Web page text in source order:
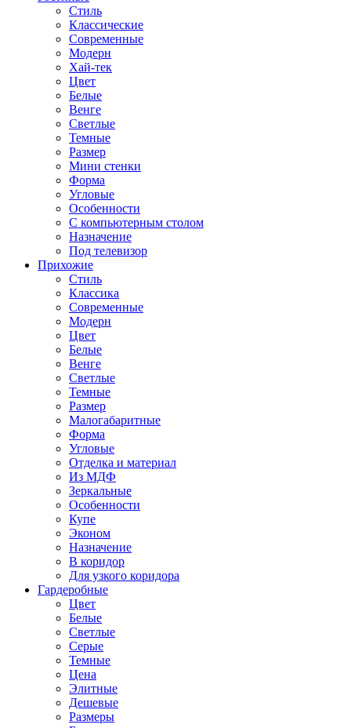
Стиль
Классические
Современные
Модерн
Хай-тек
Цвет
Белые
Венге
Светлые
Темные
Размер
Мини стенки
Форма
Угловые
Особенности
С компьютерным столом
Назначение
Под телевизор
Прихожие
Стиль
Классика
Современные
Модерн
Цвет
Белые
Венге
Светлые
Темные
Размер
Малогабаритные
Форма
Угловые
Отделка и материал
Из МДФ
Зеркальные
Особенности
Купе
Эконом
Назначение
В коридор
Для узкого коридора
Гардеробные
Цвет
Белые
Светлые
Серые
Темные
Цена
Элитные
Дешевые
Размеры